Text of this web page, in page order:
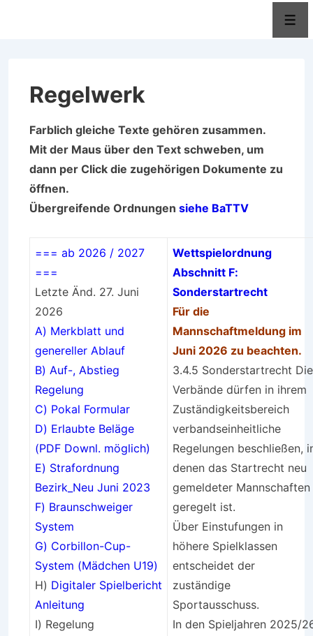
Regelwerk
Farblich gleiche Texte gehören zusammen.
Mit der Maus über den Text schweben, um
dann per Click die zugehörigen Dokumente zu
öffnen.
Übergreifende Ordnungen siehe BaTTV
=== ab 2026 / 2027
===
Letzte Änd. 27. Juni
2026
A) Merkblatt und
genereller Ablauf
B) Auf-, Abstieg
Regelung
C) Pokal Formular
D) Erlaubte Beläge
(PDF Downl. möglich)
E) Strafordnung
Bezirk_Neu Juni 2023
F) Braunschweiger
System
G) Corbillon-Cup-
System (Mädchen U19)
H) Digitaler Spielbericht
Anleitung
I) Regelung
Wettspielordnung
Abschnitt F:
Sonderstartrecht
Für die
Mannschaftmeldung im
Juni 2026 zu beachten.
3.4.5 Sonderstartrecht Die
Verbände dürfen in ihrem
Zuständigkeitsbereich
verbandseinheitliche
Regelungen beschließen,
denen das Startrecht neu
gemeldeter Mannschaften
geregelt ist.
Über Einstufungen in
höhere Spielklassen
entscheidet der
zuständige
Sportausschuss.
In den Spieljahren 2025/